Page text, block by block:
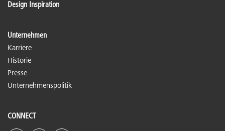
Design Inspiration
Unternehmen
Karriere
Historie
Presse
Unternehmenspolitik
CONNECT